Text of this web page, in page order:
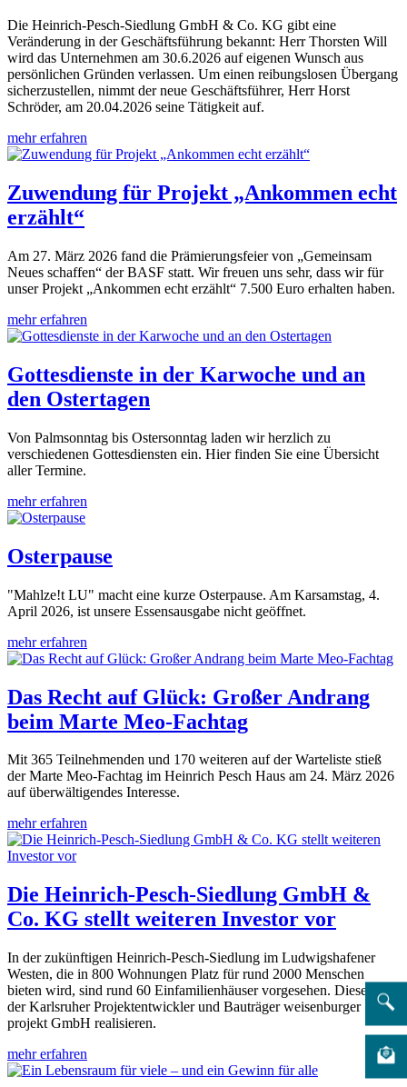
Die Heinrich-Pesch-Siedlung GmbH & Co. KG gibt eine
Veränderung in der Geschäftsführung bekannt: Herr Thorsten Will
wird das Unternehmen am 30.6.2026 auf eigenen Wunsch aus
persönlichen Gründen verlassen. Um einen reibungslosen Übergang
sicherzustellen, nimmt der neue Geschäftsführer, Herr Horst
Schröder, am 20.04.2026 seine Tätigkeit auf.
mehr erfahren
Zuwendung für Projekt „Ankommen echt
erzählt“
Am 27. März 2026 fand die Prämierungsfeier von „Gemeinsam
Neues schaffen“ der BASF statt. Wir freuen uns sehr, dass wir für
unser Projekt „Ankommen echt erzählt“ 7.500 Euro erhalten haben.
mehr erfahren
Gottesdienste in der Karwoche und an
den Ostertagen
Von Palmsonntag bis Ostersonntag laden wir herzlich zu
verschiedenen Gottesdiensten ein. Hier finden Sie eine Übersicht
aller Termine.
mehr erfahren
Osterpause
"Mahlze!t LU" macht eine kurze Osterpause. Am Karsamstag, 4.
April 2026, ist unsere Essensausgabe nicht geöffnet.
mehr erfahren
Das Recht auf Glück: Großer Andrang
beim Marte Meo-Fachtag
Mit 365 Teilnehmenden und 170 weiteren auf der Warteliste stieß
der Marte Meo-Fachtag im Heinrich Pesch Haus am 24. März 2026
auf überwältigendes Interesse.
mehr erfahren
Die Heinrich-Pesch-Siedlung GmbH &
Co. KG stellt weiteren Investor vor
In der zukünftigen Heinrich-Pesch-Siedlung im Ludwigshafener
Westen, die in 800 Wohnungen Platz für rund 2000 Menschen
bieten wird, sind rund 60 Einfamilienhäuser vorgesehen. Diese wird
der Karlsruher Projektentwickler und Bauträger weisenburger
projekt GmbH realisieren.
mehr erfahren